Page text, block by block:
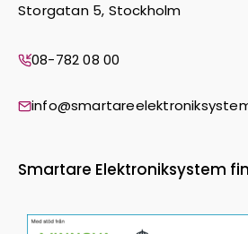
Storgatan 5, Stockholm
08-782 08 00
Smartare Elektroniksystem